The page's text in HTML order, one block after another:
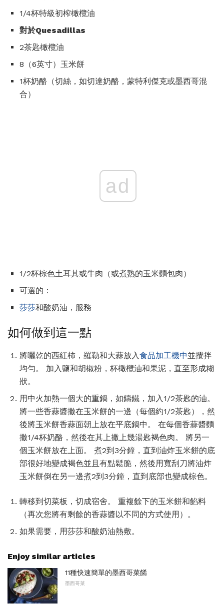
1/4杯特級初榨橄欖油
對於Quesadillas
2茶匙橄欖油
8（6英寸）玉米餅
1杯奶酪（切絲，如切達奶酪，蒙特利傑克或墨西哥混
合）
ad
1/2杯棕色土耳其或牛肉（或煮熟的玉米麵包肉）
可選的：
莎莎和酸奶油，服務
如何做到這一點
將曬乾的西紅柿，羅勒和大蒜放入食品加工機中並攪拌
均勻。 加入鹽和胡椒粉，杯橄欖油和果泥，直至形成糊
狀。
用中火加熱一個大的重鍋，如鑄鐵，加入1/2茶匙的油。
將一些香蒜醬撒在玉米餅的一邊（每個約1/2茶匙），然
後將玉米餅香蒜面朝上放在平底鍋中。 在每個香蒜醬麵
撒1/4杯奶酪，然後在其上撒上幾湯匙褐色肉。 將另一
個玉米餅放在上面。 煮2到3分鐘，直到油炸玉米餅的底
部很好地變成褐色並且有點鬆脆，然後用寬刮刀將油炸
玉米餅倒在另一邊煮2到3分鐘，直到底部也變成棕色。
轉移到切菜板，切成宿舍。 重複餘下的玉米餅和餡料
（再次您將有剩餘的香蒜醬以不同的方式使用）。
如果需要，用莎莎和酸奶油熱敷。
Enjoy similar articles
11種快速簡單的墨西哥菜餚
墨西哥菜